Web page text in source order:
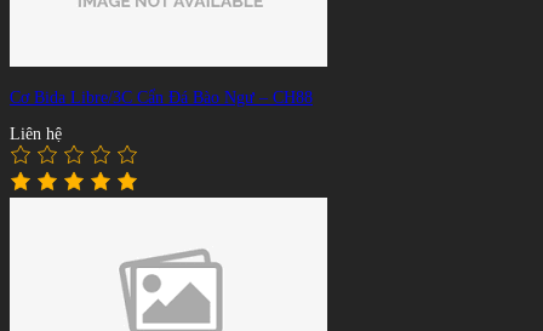
Cơ Bida Libre/3C Cẩn Đá Bào Ngư – CH88
Liên hệ